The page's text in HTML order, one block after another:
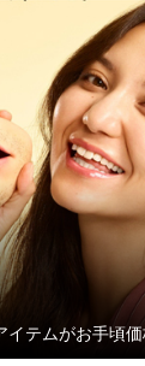
イテムがお手頃